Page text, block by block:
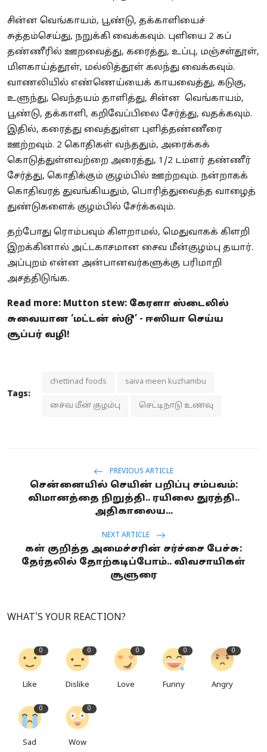
சின்ன வெங்காயம், பூண்டு, தக்காளியைச்
சுத்தம்செய்து, நறுக்கி வைக்கவும். புளியை 2 கப்
தண்ணீரில் ஊறவைத்து, கரைத்து, உப்பு, மஞ்சள்தூள்,
மிளகாய்த்தூள், மல்லித்தூள் கலந்து வைக்கவும்.
வாணலியில் எண்ணெய்யைக் காயவைத்து, கடுகு,
உளுந்து, வெந்தயம் தாளித்து, சின்ன வெங்காயம்,
பூண்டு, தக்காளி, கறிவேப்பிலை சேர்த்து, வதக்கவும்.
இதில், கரைத்து வைத்துள்ள புளித்தண்ணீரை
ஊற்றவும். 2 கொதிகள் வந்ததும், அரைக்கக்
கொடுத்துள்ளவற்றை அரைத்து, 1/2 டம்ளர் தண்ணீர்
சேர்த்து, கொதிக்கும் குழம்பில் ஊற்றவும். நன்றாகக்
கொதிவரத் துவங்கியதும், பொரித்துவைத்த வாழைத்
துண்டுகளைக் குழம்பில் சேர்க்கவும்.
தற்போது ரொம்பவும் கிளறாமல், மெதுவாகக் கிளறி
இறக்கினால் அட்டகாசமான சைவ மீன்குழம்பு தயார்.
அப்புறம் என்ன அன்பானவர்களுக்கு பரிமாறி
அசத்திடுங்க.
Read more: Mutton stew: கேரளா ஸ்டைலில்
சுவையான ‘மட்டன் ஸ்டூ’ - ஈஸியா செய்ய
சூப்பர் வழி!
Tags:
chettinad foods saiva meen kuzhambu
சைவ மீன் குழம்பு செட்டிநாடு உணவு
PREVIOUS ARTICLE
சென்னையில் செயின் பறிப்பு சம்பவம்:
விமானத்தை நிறுத்தி.. ரயிலை துரத்தி..
அதிகாலைய...
NEXT ARTICLE
கள் குறித்த அமைச்சரின் சர்ச்சை பேச்சு:
தேர்தலில் தோற்கடிப்போம்.. விவசாயிகள்
சூளுரை
WHAT'S YOUR REACTION?
0
Like
0
Dislike
0
Love
0
Funny
0
Angry
0
Sad
0
Wow